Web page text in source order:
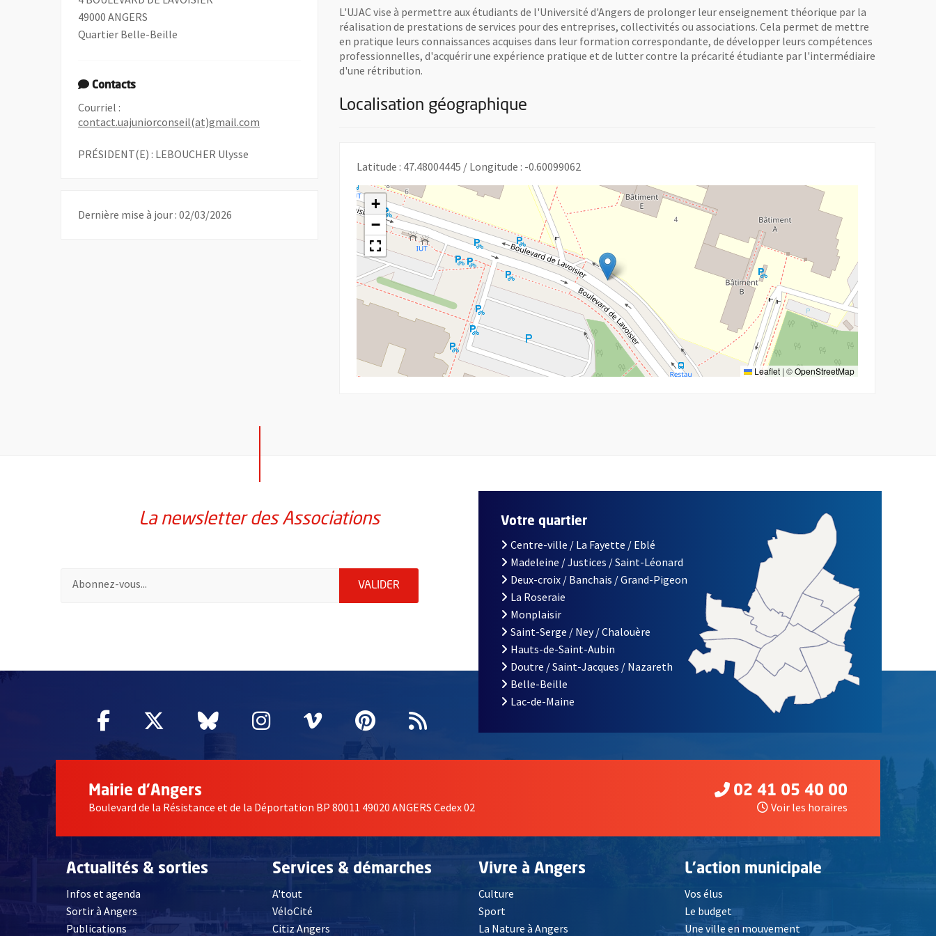
L'UJAC vise à permettre aux étudiants de l'Université d'Angers de prolonger leur enseignement théorique par la
réalisation de prestations de services pour des entreprises, collectivités ou associations. Cela permet de mettre
en pratique leurs connaissances acquises dans leur formation correspondante, de développer leurs compétences
professionnelles, d'acquérir une expérience pratique et de lutter contre la précarité étudiante par l'intermédiaire
d'une rétribution.
Localisation géographique
Latitude : 47.48004445 / Longitude : -0.60099062
+
−
Leaflet | ©OpenStreetMap
49000 ANGERS
Quartier Belle-Beille
Contacts
Courriel :
contact.uajuniorconseil(at)gmail.com
PRÉSIDENT(E) : LEBOUCHER Ulysse
Dernière mise à jour : 02/03/2026
La newsletter des Associations
Pour vous inscrire à la lettre d'information des associations de la ville d'Angers, indiquez votre email (champ obligatoire)
VALIDER ENVOYER MA DEMANDE D'INSCRIPTION À LA LETTRE D'INFORMATION DES ASSOCIATIONS DE LA VILLE
Facebook
, Ouvre une nouvelle fenêtre
Twitter
, Ouvre une nouvelle fenêtre
Bluesky
, Ouvre une nouvelle fenêtre
Instagram
, Ouvre une nouvelle fenêtre
Vimeo
, Ouvre une nouvelle fenêtre
Pinterest
, Ouvre une nouvelle fenêtre
Flux RSS
Votre quartier
Centre-ville / La Fayette / Eblé
Madeleine / Justices / Saint-Léonard
Deux-croix / Banchais / Grand-Pigeon
La Roseraie
Monplaisir
Saint-Serge / Ney / Chalouère
Hauts-de-Saint-Aubin
Doutre / Saint-Jacques / Nazareth
Belle-Beille
Lac-de-Maine
Mairie d'Angers
Boulevard de la Résistance et de la Déportation BP 80011 49020 ANGERS Cedex 02
02 41 05 40 00
Voir les horaires
Actualités & sorties
Infos et agenda
Sortir à Angers
Publications
Services & démarches
A'tout
VéloCité
Citiz Angers , Ouvre une nouvelle fenêtre
Vivre à Angers
Culture
Sport
La Nature à Angers
L'action municipale
Vos élus
Le budget
Une ville en mouvement